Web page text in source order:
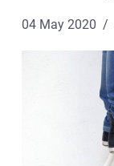
04 May 2020